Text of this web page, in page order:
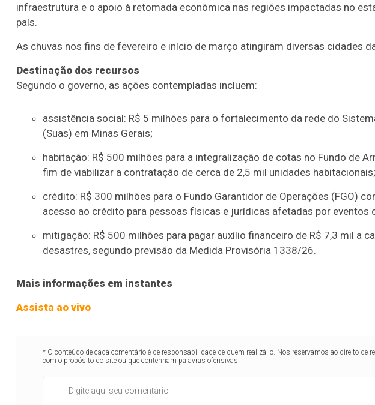
infraestrutura e o apoio à retomada econômica nas regiões impactadas no
país.
As chuvas nos fins de fevereiro e início de março atingiram diversas cidades
Destinação dos recursos
Segundo o governo, as ações contempladas incluem:
assistência social: R$ 5 milhões para o fortalecimento da rede do
(Suas) em Minas Gerais;
habitação: R$ 500 milhões para a integralização de cotas no Fundo de
fim de viabilizar a contratação de cerca de 2,5 mil unidades habitacionais;
crédito: R$ 300 milhões para o Fundo Garantidor de Operações (FGO)
acesso ao crédito para pessoas físicas e jurídicas afetadas por eventos
mitigação: R$ 500 milhões para pagar auxílio financeiro de R$ 7,3 mil a
desastres, segundo previsão da Medida Provisória 1338/26.
Mais informações em instantes
Assista ao vivo
* O conteúdo de cada comentário é de responsabilidade de quem realizá-lo. Nos reservamos ao direito de
com o propósito do site ou que contenham palavras ofensivas.